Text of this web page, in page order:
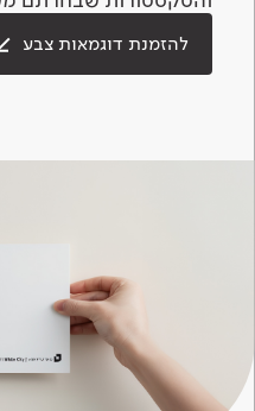
להזמנת דוגמאות צבע